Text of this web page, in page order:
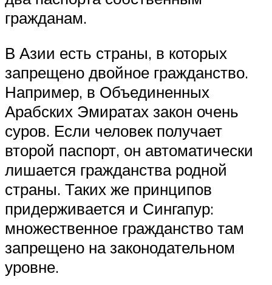
гражданам.
В Азии есть страны, в которых
запрещено двойное гражданство.
Например, в Объединенных
Арабских Эмиратах закон очень
суров. Если человек получает
второй паспорт, он автоматически
лишается гражданства родной
страны. Таких же принципов
придерживается и Сингапур:
множественное гражданство там
запрещено на законодательном
уровне.